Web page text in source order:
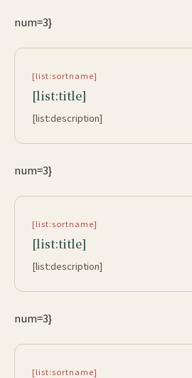
num=3}
[list:sortname]
[list:title]
[list:description]
num=3}
[list:sortname]
[list:title]
[list:description]
num=3}
[list:sortname]